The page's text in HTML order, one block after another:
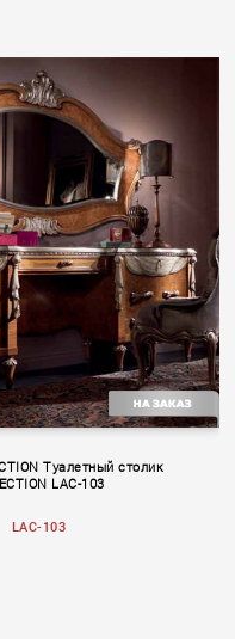
Туалетный столик
LAC-103
LAC-103